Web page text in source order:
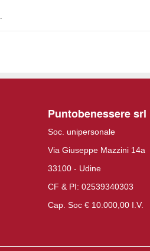
Puntobenessere srl
Soc. unipersonale
Via Giuseppe Mazzini 14a
33100 - Udine
CF & PI: 02539340303
Cap. Soc € 10.000,00 I.V.